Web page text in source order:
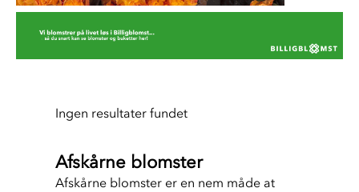
Ingen resultater fundet
Afskårne blomster
Afskårne blomster er en nem måde at